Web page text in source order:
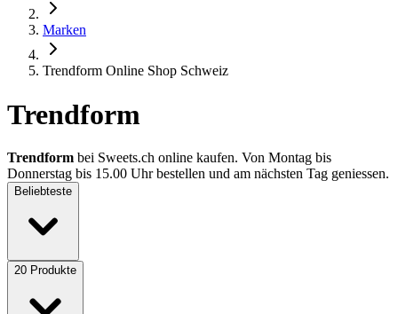
Marken
Trendform Online Shop Schweiz
Trendform
Trendform bei Sweets.ch online kaufen. Von Montag bis
Donnerstag bis 15.00 Uhr bestellen und am nächsten Tag geniessen.
Beliebteste
20 Produkte